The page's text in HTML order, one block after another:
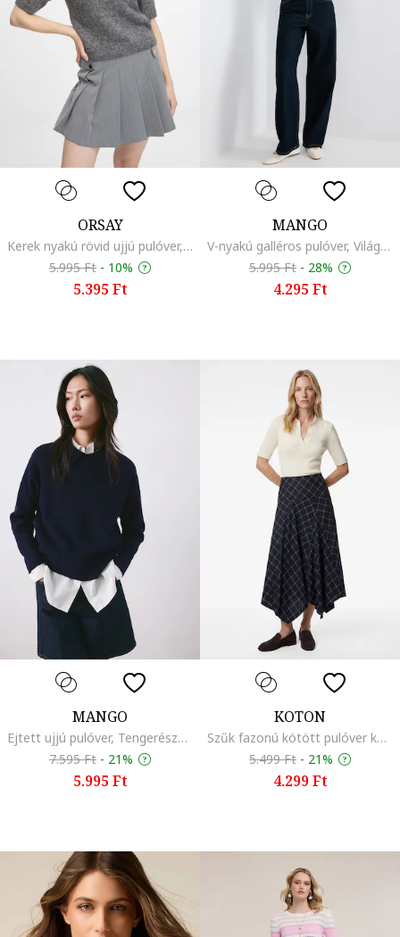
ORSAY
Kerek nyakú rövid ujjú pulóver, Melange szürke
5.995 Ft - 10%
5.395 Ft
MANGO
V-nyakú galléros pulóver, Világoskék
5.995 Ft - 28%
4.295 Ft
MANGO
Ejtett ujjú pulóver, Tengerészkék
7.595 Ft - 21%
5.995 Ft
KOTON
Szűk fazonú kötött pulóver középhosszú ujjakkal, Világosbézs
5.499 Ft - 21%
4.299 Ft